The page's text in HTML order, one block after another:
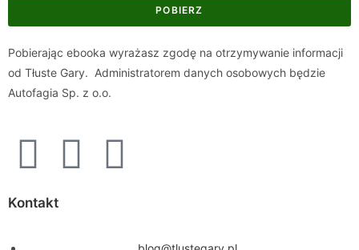
POBIERZ
Pobierając ebooka wyrażasz zgodę na otrzymywanie informacji
od Tłuste Gary. Administratorem danych osobowych będzie
Autofagia Sp. z o.o.
Kontakt